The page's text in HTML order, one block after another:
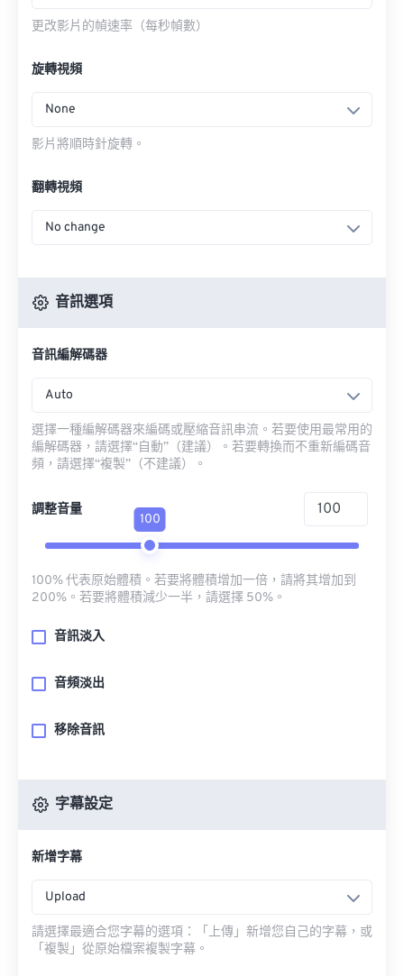
更改影片的幀速率（每秒幀數）
旋轉視頻
None
影片將順時針旋轉。
翻轉視頻
No change
音訊選項
音訊編解碼器
Auto
選擇一種編解碼器來編碼或壓縮音訊串流。若要使用最常用的
編解碼器，請選擇“自動”（建議）。若要轉換而不重新編碼音
頻，請選擇“複製”（不建議）。
調整音量
100
100% 代表原始體積。若要將體積增加一倍，請將其增加到
200%。若要將體積減少一半，請選擇 50%。
音訊淡入
音頻淡出
移除音訊
字幕設定
新增字幕
Upload
請選擇最適合您字幕的選項：「上傳」新增您自己的字幕，或
「複製」從原始檔案複製字幕。